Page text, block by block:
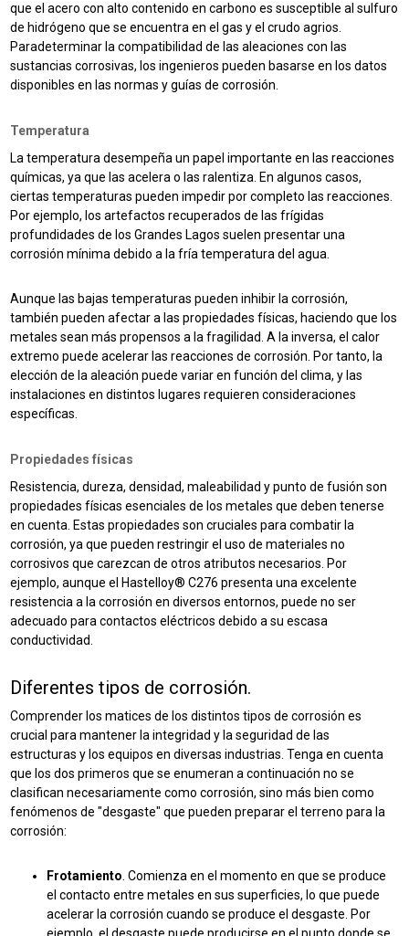
que el acero con alto contenido en carbono es susceptible al sulfuro
de hidrógeno que se encuentra en el gas y el crudo agrios.
Paradeterminar la compatibilidad de las aleaciones con las
sustancias corrosivas, los ingenieros pueden basarse en los datos
disponibles en las normasy guías de corrosión
Temperatura
La temperatura desempeña un papel importante en las reacciones
químicas, ya que las acelera o las ralentiza. En algunos casos,
ciertas temperaturas pueden impedir por completo las reacciones.
Por ejemplo, los artefactos recuperados de las frígidas
profundidades de los Grandes Lagos suelen presentar una
corrosión mínima debido a la fría temperatura del agua.
Aunque las bajas temperaturas pueden inhibir la corrosión,
también pueden afectar a las propiedades físicas, haciendo que los
metales sean más propensos a la fragilidad. A la inversa, el calor
extremo puede acelerar las reacciones de corrosión. Por tanto, la
elección de la aleación puede variar en función del clima, y las
instalaciones en distintos lugares requieren consideraciones
específicas.
Propiedades físicas
Resistencia, dureza, densidad, maleabilidad y punto de fusión son
propiedades físicas esenciales de los metales que deben tenerse
en cuenta. Estas propiedades son cruciales para combatir la
corrosión, ya que pueden restringir el uso de materiales no
corrosivos que carezcan de otros atributos necesarios. Por
ejemplo, aunque el Hastelloy® C276 presenta una excelente
resistencia a la corrosión en diversos entornos, puede no ser
adecuado para contactos eléctricos debido a su escasa
conductividad.
Diferentes tipos de corrosión.
Comprender los matices de los distintos tipos de corrosión es
crucial para mantener la integridad y la seguridad de las
estructuras y los equipos en diversas industrias. Tenga en cuenta
que los dos primeros que se enumeran a continuación no se
clasifican necesariamente como corrosión, sino más bien como
fenómenos de "desgaste" que pueden preparar el terreno para la
corrosión:
Frotamiento . Comienza en el momento en que se produce
el contacto entre metales en sus superficies, lo que puede
acelerar la corrosión cuando se produce el desgaste. Por